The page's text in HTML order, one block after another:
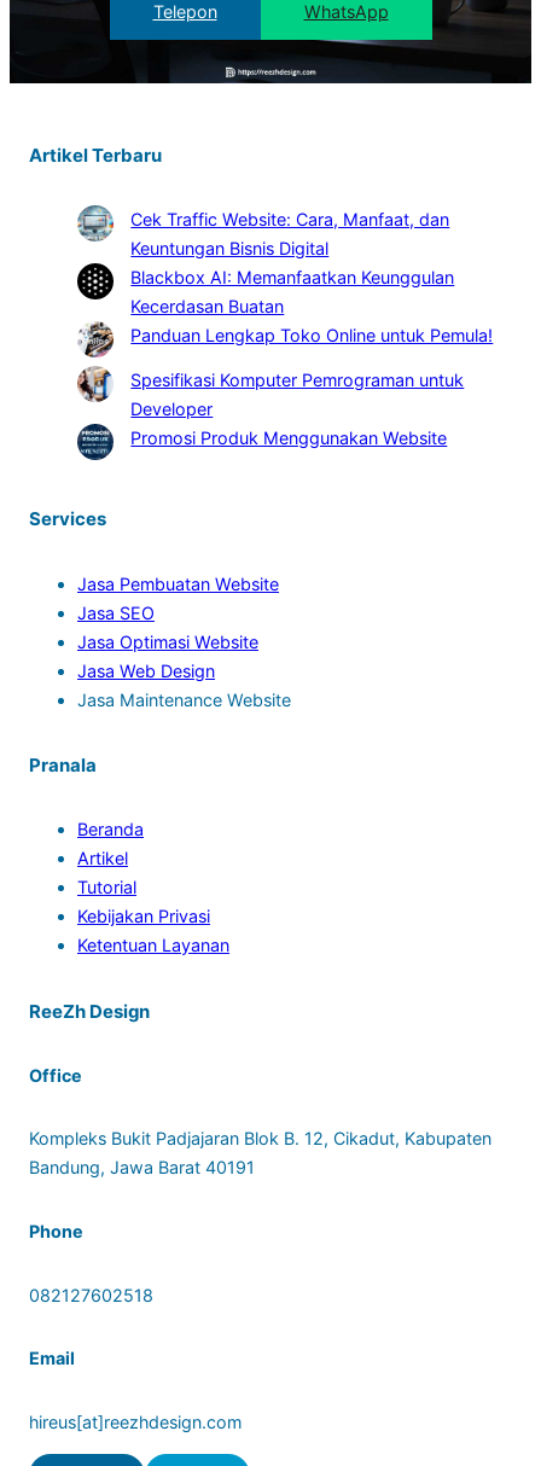
Telepon WhatsApp
Artikel Terbaru
Cek Traffic Website: Cara, Manfaat, dan
Keuntungan Bisnis Digital
Blackbox AI: Memanfaatkan Keunggulan
Kecerdasan Buatan
Panduan Lengkap Toko Online untuk Pemula!
Spesifikasi Komputer Pemrograman untuk
Developer
Promosi Produk Menggunakan Website
Services
Jasa Pembuatan Website
Jasa SEO
Jasa Optimasi Website
Jasa Web Design
Jasa Maintenance Website
Pranala
Beranda
Artikel
Tutorial
Kebijakan Privasi
Ketentuan Layanan
ReeZh Design
Office
Kompleks Bukit Padjajaran Blok B. 12, Cikadut, Kabupaten
Bandung, Jawa Barat 40191
Phone
082127602518
Email
hireus[at]reezhdesign.com